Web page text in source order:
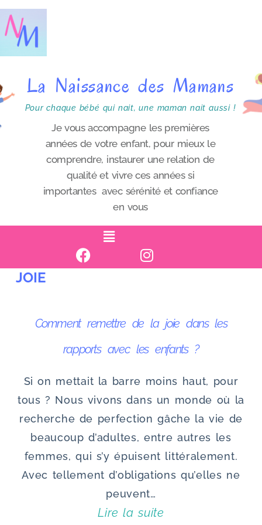
P
a
s
e
u
La Naissance des Mamans
Pour chaque bébé qui nait, une maman nait aussi !
Je vous accompagne les premières
années de votre enfant, pour mieux le
comprendre, instaurer une relation de
qualité et vivre ces années si
importantes avec sérénité et confiance
en vous
JOIE
Comment remettre de la joie dans les
rapports avec les enfants ?
Si on mettait la barre moins haut, pour
tous ? Nous vivons dans un monde où la
recherche de perfection gâche la vie de
beaucoup d’adultes, entre autres les
femmes, qui s’y épuisent littéralement.
Avec tellement d’obligations qu’elles ne
peuvent…
Lire la suite